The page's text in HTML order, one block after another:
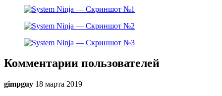
Комментарии пользователей
gimpguy 18 марта 2019